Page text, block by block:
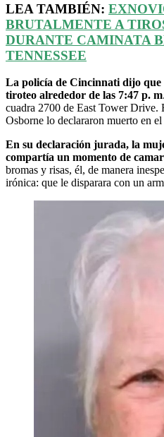
LEA TAMBIÉN:
BRUTALMENTE A
DURANTE CAMINATA
TENNESSEE
La policía de Cincinnati dijo que
tiroteo alrededor de las 7:47 p. m
cuadra 2700 de East Tower Drive.
Osborne lo declararon muerto en el
En su declaración jurada, la
compartía un momento de
bromas y risas, él, de manera
irónica: que le disparara con un